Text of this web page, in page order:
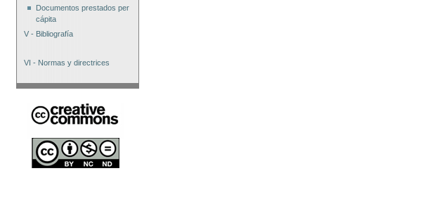
Documentos prestados per
cápita
V - Bibliografía
VI - Normas y directrices